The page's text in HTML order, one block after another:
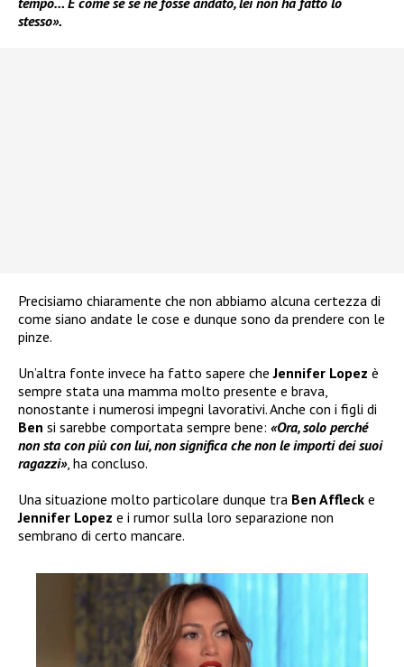
stesso».
Precisiamo chiaramente che non abbiamo alcuna certezza di
come siano andate le cose e dunque sono da prendere con le
pinze.
Un’altra fonte invece ha fatto sapere che Jennifer Lopez è
sempre stata una mamma molto presente e brava,
nonostante i numerosi impegni lavorativi. Anche con i figli di
Ben si sarebbe comportata sempre bene: «Ora, solo perché
non sta con più con lui, non significa che non le importi dei suoi
ragazzi», ha concluso.
Una situazione molto particolare dunque tra Ben Affleck e
Jennifer Lopez e i rumor sulla loro separazione non
sembrano di certo mancare.